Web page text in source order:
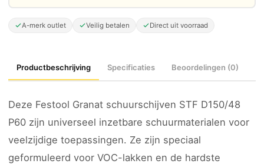
A-merk outlet Veilig betalen Direct uit voorraad
Productbeschrijving Specificaties Beoordelingen (0)
Deze Festool Granat schuurschijven STF D150/48
P60 zijn universeel inzetbare schuurmaterialen voor
veelzijdige toepassingen. Ze zijn speciaal
geformuleerd voor VOC-lakken en de hardste